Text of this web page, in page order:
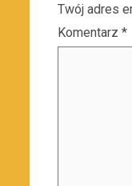
Twój adres
Komentarz *